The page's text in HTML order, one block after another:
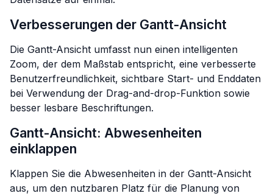
Verbesserungen der Gantt-Ansicht
Die Gantt-Ansicht umfasst nun einen intelligenten
Zoom, der dem Maßstab entspricht, eine verbesserte
Benutzerfreundlichkeit, sichtbare Start- und Enddaten
bei Verwendung der Drag-and-drop-Funktion sowie
besser lesbare Beschriftungen.
Gantt-Ansicht: Abwesenheiten
einklappen
Klappen Sie die Abwesenheiten in der Gantt-Ansicht
aus, um den nutzbaren Platz für die Planung von